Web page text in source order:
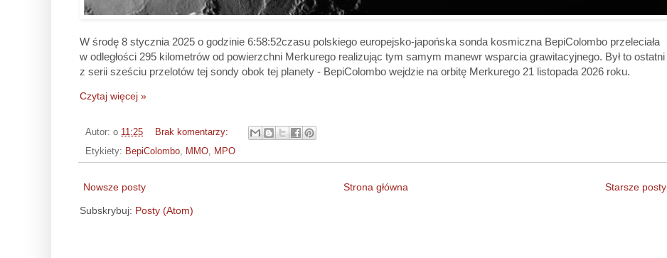
W środę 8 stycznia 2025 o godzinie 6:58:52czasu polskiego europejsko-japońska sonda kosmiczna BepiColombo przeleciała
w odległości 295 kilometrów od powierzchni Merkurego realizując tym samym manewr wsparcia grawitacyjnego. Był to ostatni
z serii sześciu przelotów tej sondy obok tej planety - BepiColombo wejdzie na orbitę Merkurego 21 listopada 2026 roku.
Czytaj więcej »
Autor: o 11:25
Brak komentarzy:
Etykiety: BepiColombo MMO MPO
Nowsze posty Starsze posty
Strona główna
Subskrybuj: Posty (Atom)